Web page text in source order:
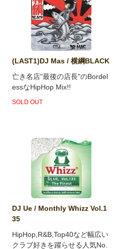
(LAST1)DJ Mas / 横綱BLACK
亡き名店"最後の店長"のBordel
essなHipHop Mix!!
SOLD OUT
DJ Ue / Monthly Whizz Vol.1
35
HipHop,R&B,Top40など幅広い
クラブ好きを躍らせる人気No.